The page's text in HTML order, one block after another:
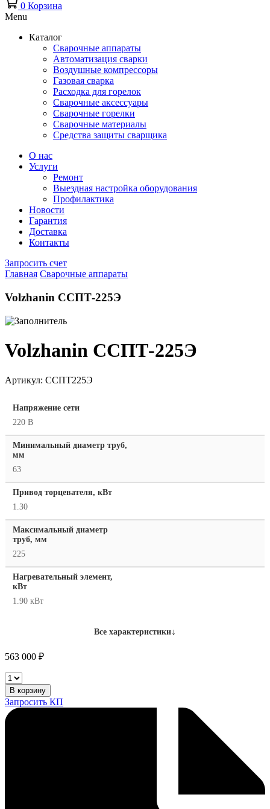
0 Корзина
Menu
Каталог
Сварочные аппараты
Автоматизация сварки
Воздушные компрессоры
Газовая сварка
Расходка для горелок
Сварочные аксессуары
Сварочные горелки
Сварочные материалы
Средства защиты сварщика
О нас
Услуги
Ремонт
Выездная настройка оборудования
Профилактика
Новости
Гарантия
Доставка
Контакты
Запросить счет
Главная Сварочные аппараты
Volzhanin ССПТ-225Э
Volzhanin ССПТ-225Э
Артикул: ССПТ225Э
Напряжение сети
220 В
Минимальный диаметр труб,
мм
63
Привод торцевателя, кВт
1.30
Максимальный диаметр
труб, мм
225
Нагревательный элемент,
кВт
1.90 кВт
Все характеристики↓
563 000 ₽
Volzhanin
ССПТ-225Э
количество
В корзину
Запросить КП